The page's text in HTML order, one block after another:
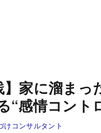
】家に溜ま
“感情コント
けコンサルタント